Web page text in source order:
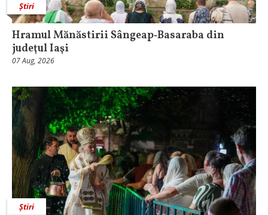
Știri
Hramul Mănăstirii Sângeap‑Basaraba din
judeţul Iaşi
07 Aug, 2026
Știri